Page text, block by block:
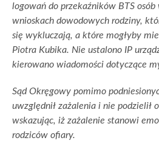
logowań do przekaźników BTS osób
wnioskach dowodowych rodziny,
się wykluczają, a które mogłyby
Piotra Kubika. Nie ustalono IP
kierowano wiadomości dotyczące
Sąd Okręgowy pomimo
uwzględnił zażalenia i nie podzielił
wskazując, iż zażalenie stanowi
rodziców ofiary.